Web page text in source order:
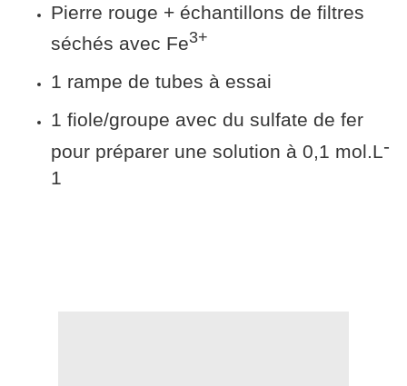
Pierre rouge + échantillons de filtres
séchés avec Fe3+
1 rampe de tubes à essai
1 fiole/groupe avec du sulfate de fer
pour préparer une solution à 0,1 mol.L-
1